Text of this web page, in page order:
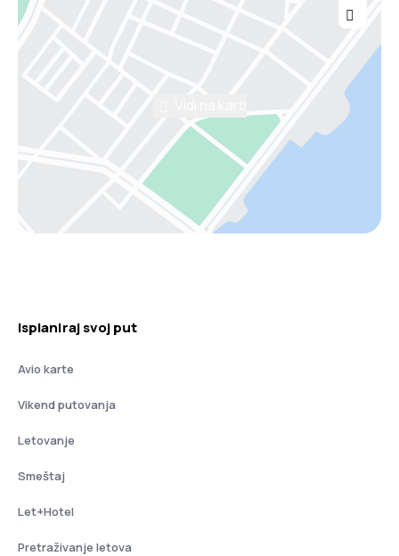
Isplaniraj svoj put
Avio karte
Vikend putovanja
Letovanje
Smeštaj
Let+Hotel
Pretraživanje letova